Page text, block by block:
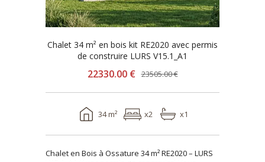
Chalet 34 m² en bois kit RE2020 avec permis
de construire LURS V15.1_A1
22330.00 € 23505.00 €
34 m² x2 x1
Chalet en Bois à Ossature 34 m² RE2020 – LURS